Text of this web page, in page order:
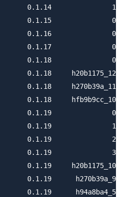
0.1.14               1
0.1.15               0
0.1.16               0
0.1.17               0
0.1.18               0
0.1.18     h20b1175_12
0.1.18     h270b39a_11
0.1.18     hfb9b9cc_10
0.1.19               0
0.1.19               1
0.1.19               2
0.1.19               3
0.1.19     h20b1175_10
0.1.19      h270b39a_9
0.1.19      h94a8ba4_5